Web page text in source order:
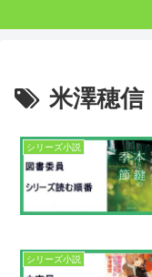
米澤穂信
シリーズ小説
シリーズ小説